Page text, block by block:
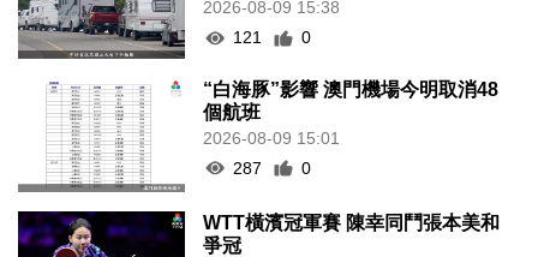
2026-08-09 15:38
121
0
“白海豚”影響 澳門機場今明取消48
個航班
2026-08-09 15:01
287
0
WTT橫濱冠軍賽 陳幸同鬥張本美和
爭冠